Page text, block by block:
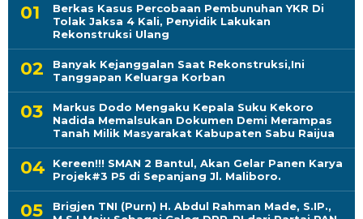
Berkas Kasus Percobaan Pembunuhan YKR Di
Tolak Jaksa 4 Kali, Penyidik Lakukan
Rekonstruksi Ulang
Banyak Kejanggalan Saat Rekonstruksi,Ini
Tanggapan Keluarga Korban
Markus Dodo Mengaku Kepala Suku Kekoro
Nadida Memalsukan Dokumen Demi Merampas
Tanah Milik Masyarakat Kabupaten Sabu Raijua
Kereen!!! SMAN 2 Bantul, Akan Gelar Panen Karya
Projek#3 P5 di Sepanjang Jl. Maliboro.
Brigjen TNI (Purn) H. Abdul Rahman Made, S.IP.,